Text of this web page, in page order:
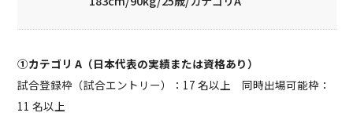
①カテゴリ A（日本代表の実績または資格あり）
試合登録枠（試合エントリー）：17 名以上 同時出場可能枠：
11 名以上